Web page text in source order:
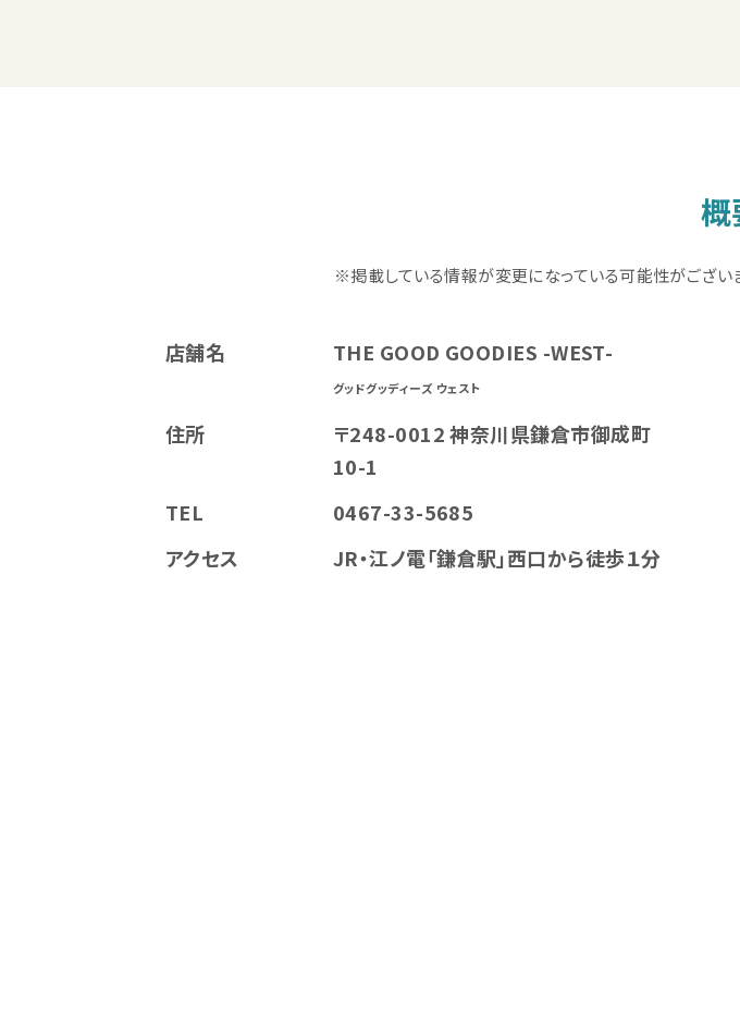
概
※掲載している情報が変更になっている可能性がござい
店舗名 THE GOOD GOODIES -WEST-
グッドグッディーズ ウェスト
住所
〒248-0012 神奈川県鎌倉市御成町
10-1
TEL
0467-33-5685
アクセス
JR・江ノ電「鎌倉駅」西口から徒歩１分